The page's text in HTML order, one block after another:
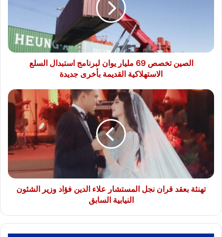
الاستهلاكية
الصين تخصص 69 مليار يوان لبرنامج استبدال السلع
الاستهلاكية القديمة بأخرى جديدة
تهنئة
قران
المستشار
علاء
فؤاد
وزير
الشئون
تهنئة بعقد قران نجل المستشار علاء الدين فؤاد وزير الشئون
النيابية السابق